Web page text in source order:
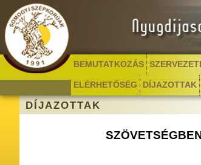
BEMUTATKOZÁS
ELÉRHETŐSÉG DÍJAZOTTAK
DÍJAZOTTAK